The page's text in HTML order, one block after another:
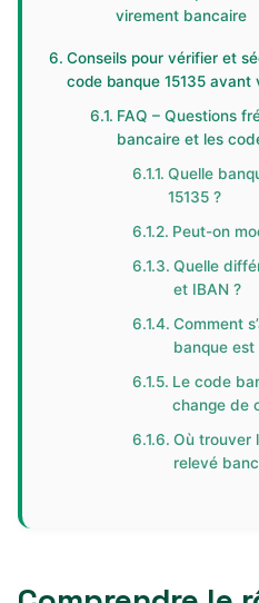
virement bancaire
Conseils pour vérifier et
code banque 15135 avant
FAQ – Questions
bancaire et les
Quelle
15135 ?
Peut-on
Quelle
et IBAN ?
Comment
banque est
Le code
change de
Où trouver
relevé